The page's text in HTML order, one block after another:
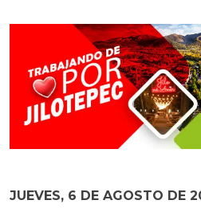
JUEVES, 6 DE AGOSTO DE